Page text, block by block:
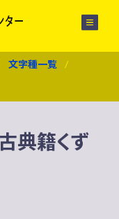
文字種一覧
古典籍くず